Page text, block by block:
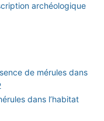
archéologique
de mérules dans
dans l’habitat